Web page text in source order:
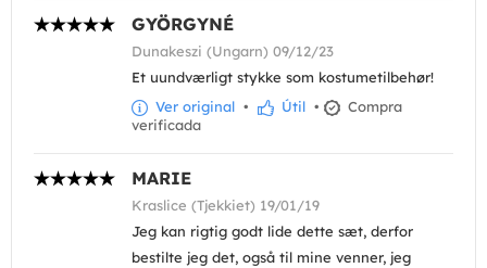
GYÖRGYNÉ
Dunakeszi (Ungarn) 09/12/23
Et uundværligt stykke som kostumetilbehør!
Ver original • Útil •
Compra
verificada
MARIE
Kraslice (Tjekkiet) 19/01/19
Jeg kan rigtig godt lide dette sæt, derfor
bestilte jeg det, også til mine venner, jeg